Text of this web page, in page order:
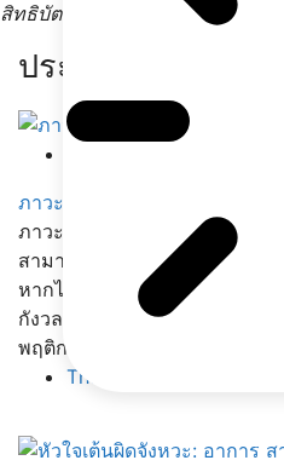
สิทธิบัตรทอง
ประเภทและอาการ
ภาวะกล้ามเนื้อหัวใจตายเฉียบพ
ภาวะกล้ามเนื้อหัวใจตายเฉียบ
สามารถเกิดขึ้นได้โดยไม่คาดคิ
หากไม่ได้รับการรักษาอย่างทัน
กังวล แต่เราสามารถลดความเสี่
พฤติกรรม
The Medicative